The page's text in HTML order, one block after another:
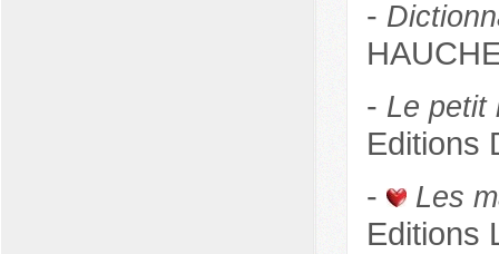
-
- Le petit
Editions
-
Les
Editions